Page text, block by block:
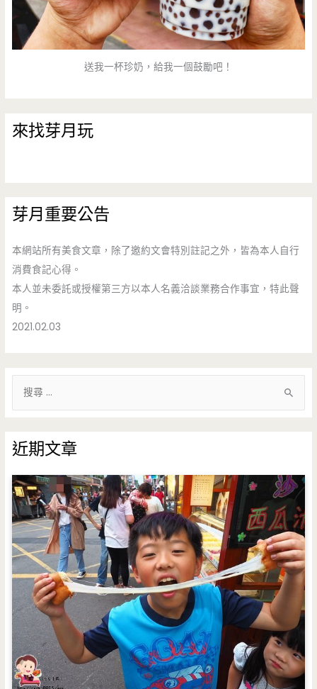
送我一杯珍奶，給我一個鼓勵吧！
來找芽月玩
芽月重要公告
本網站所有美食文章，除了邀約文會特別註記之外，皆為本人自行
消費食記心得。
本人並未委託或授權第三方以本人名義洽談業務合作事宜，特此聲
明。
2021.02.03
鍵
字
:
近期文章